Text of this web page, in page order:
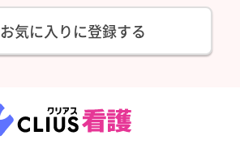
お気に入りに登録する